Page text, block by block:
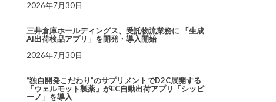
2026年7月30日
三井倉庫ホールディングス、受託物流業務に 「生成
AI出荷検品アプリ」を開発・導入開始
2026年7月30日
“独自開発こだわり”のサプリメントでD2C展開する
「ウェルモット製薬」がEC自動出荷アプリ「シッピ
ーノ」を導入